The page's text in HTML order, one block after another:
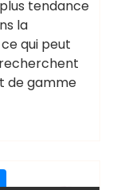
tendance
la
qui peut
de gamme